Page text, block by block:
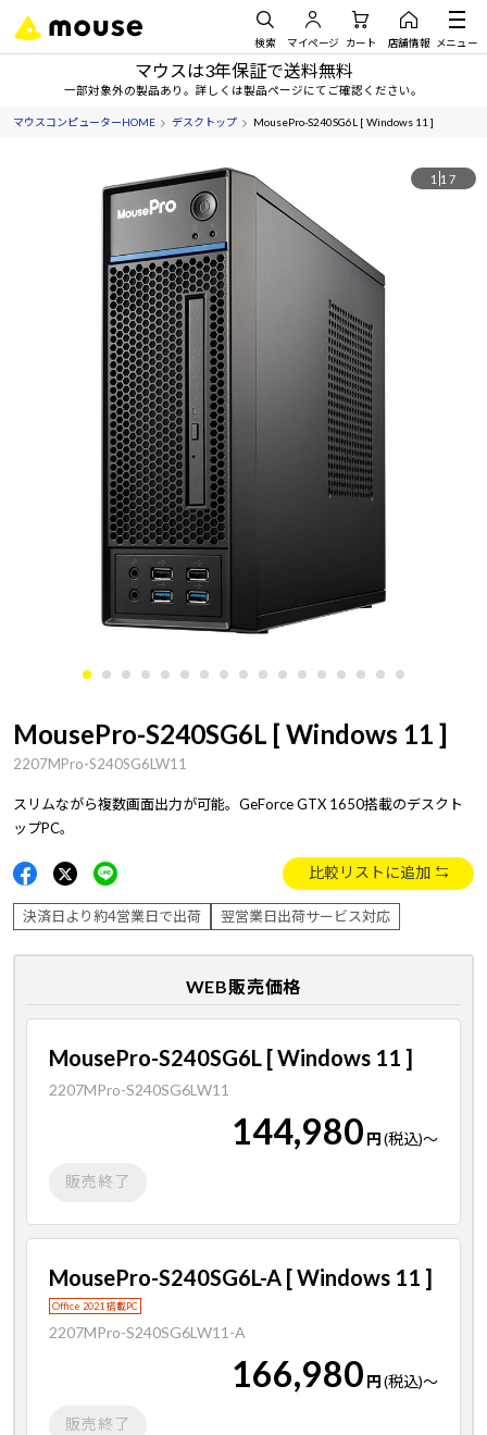
検索 マイページ カート 店舗情報 メニュー
マウスは3年保証で送料無料
一部対象外の製品あり。詳しくは製品ページにてご確認ください。
マウスコンピューターHOME デスクトップ MousePro-S240SG6L [ Windows 11 ]
1 17
MousePro-S240SG6L [ Windows 11 ]
2207MPro-S240SG6LW11
スリムながら複数画面出力が可能。GeForce GTX 1650搭載のデスクト
ップPC。
比較リストに追加
決済日より約4営業日で出荷 翌営業日出荷サービス対応
WEB販売価格
MousePro-S240SG6L [ Windows 11 ]
2207MPro-S240SG6LW11
144,980 円(税込)～
販売終了
MousePro-S240SG6L-A [ Windows 11 ]
Office 2021 搭載PC
2207MPro-S240SG6LW11-A
166,980 円(税込)～
販売終了